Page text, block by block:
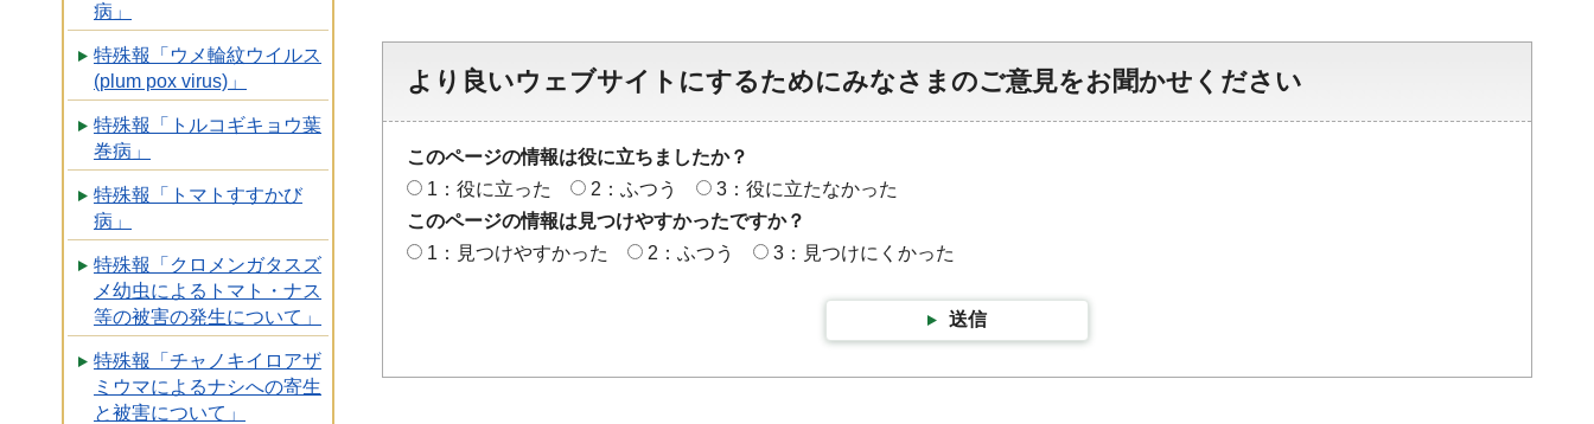
病」
特殊報「ウメ輪紋ウイルス
(plum pox virus)」
特殊報「トルコギキョウ葉
巻病」
特殊報「トマトすすかび
病」
特殊報「クロメンガタスズ
メ幼虫によるトマト・ナス
等の被害の発生について」
特殊報「チャノキイロアザ
ミウマによるナシへの寄生
と被害について」
より良いウェブサイトにするためにみなさまのご意見をお聞かせください
このページの情報は役に立ちましたか？
1：役に立った
2：ふつう
3：役に立たなかった
このページの情報は見つけやすかったですか？
1：見つけやすかった
2：ふつう 3：見つけにくかった
送信